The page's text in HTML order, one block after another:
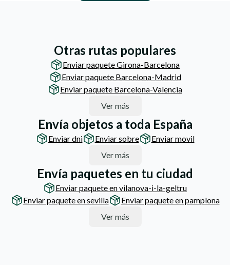
Otras rutas populares
Enviar paquete Girona-Barcelona
Enviar paquete Barcelona-Madrid
Enviar paquete Barcelona-Valencia
Ver más
Envía objetos a toda España
Enviar dni Enviar sobre
Enviar movil
Ver más
Envía paquetes en tu ciudad
Enviar paquete en vilanova-i-la-geltru
Enviar paquete en sevilla
Enviar paquete en pamplona
Ver más